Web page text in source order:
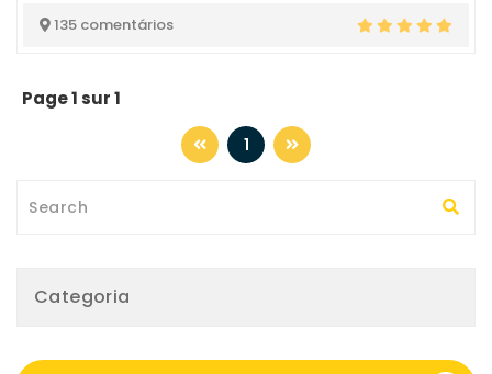
135 comentários
Page 1 sur 1
1
Categoria